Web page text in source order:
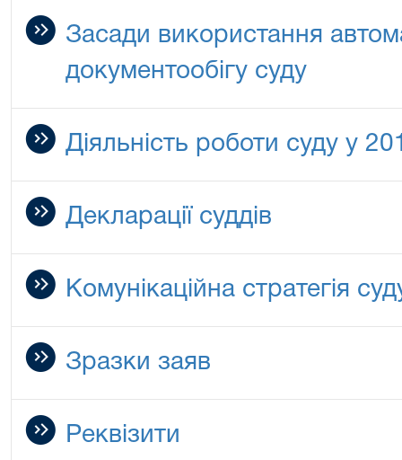
Засади використання
документообігу суду
Діяльність роботи суду у
Декларації суддів
Комунікаційна стратегія
Зразки заяв
Реквізити